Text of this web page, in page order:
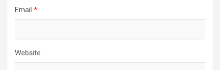
Email *
Website